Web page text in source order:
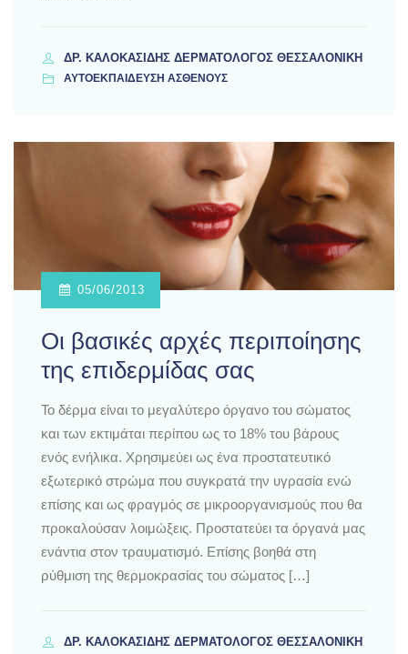
ΔΡ. ΚΑΛΟΚΑΣΊΔΗΣ ΔΕΡΜΑΤΟΛΌΓΟΣ ΘΕΣΣΑΛΟΝΊΚΗ
ΑΥΤΟΕΚΠΑΙΔΕΥΣΗ ΑΣΘΕΝΟΥΣ
05/06/2013
Οι βασικές αρχές περιποίησης
της επιδερμίδας σας
Το δέρμα είναι το μεγαλύτερο όργανο του σώματος
και των εκτιμάται περίπου ως το 18% του βάρους
ενός ενήλικα. Χρησιμεύει ως ένα προστατευτικό
εξωτερικό στρώμα που συγκρατά την υγρασία ενώ
επίσης και ως φραγμός σε μικροοργανισμούς που θα
προκαλούσαν λοιμώξεις. Προστατεύει τα όργανά μας
ενάντια στον τραυματισμό. Επίσης βοηθά στη
ρύθμιση της θερμοκρασίας του σώματος […]
ΔΡ. ΚΑΛΟΚΑΣΊΔΗΣ ΔΕΡΜΑΤΟΛΌΓΟΣ ΘΕΣΣΑΛΟΝΊΚΗ